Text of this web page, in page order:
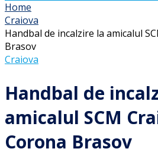
Home
Craiova
Handbal de incalzire la amicalul
Brasov
Craiova
Handbal de
amicalul SCM
Corona Brasov